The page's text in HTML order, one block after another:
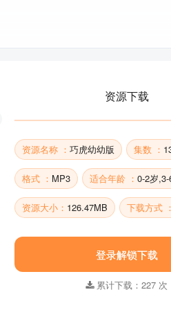
资源下载
资源名称 ： 巧虎幼幼版 集数 ：
格式 ： MP3 适合年龄 ： 0-2岁,3-
资源大小： 126.47MB 下载方式 ：
登录解锁下载
累计下载：227 次
巧虎幼幼版 集数 ：13